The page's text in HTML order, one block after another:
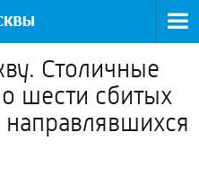
Столичные
шести сбитых